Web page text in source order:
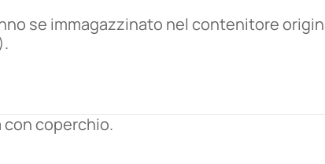
se immagazzinato nel contenitore
con coperchio.